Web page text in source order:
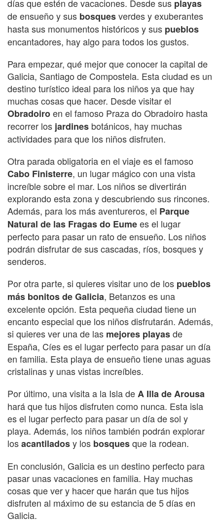
días que estén de vacaciones. Desde sus playas
de ensueño y sus bosquesverdes y exuberantes
hasta sus monumentos históricos y sus pueblos
encantadores, hay algo para todos los gustos.
Para empezar, qué mejor que conocer la capital de
Galicia, Santiago de Compostela. Esta ciudad es un
destino turístico ideal para los niños ya que hay
muchas cosas que hacer. Desde visitar el
Obradoiroen el famoso Praza do Obradoiro hasta
recorrer los jardines botánicos, hay muchas
actividades para que los niños disfruten.
Otra parada obligatoria en el viaje es el famoso
Cabo Finisterre, un lugar mágico con una vista
increíble sobre el mar. Los niños se divertirán
explorando esta zona y descubriendo sus rincones.
Además, para los más aventureros, el Parque
Natural de las Fragas do Eumees el lugar
perfecto para pasar un rato de ensueño. Los niños
podrán disfrutar de sus cascadas, ríos, bosques y
senderos.
Por otra parte, si quieres visitar uno de los pueblos
más bonitos de Galicia, Betanzos es una
excelente opción. Esta pequeña ciudad tiene un
encanto especial que los niños disfrutarán. Además,
si quieres ver una de las mejores playasde
España, Cíes es el lugar perfecto para pasar un día
en familia. Esta playa de ensueño tiene unas aguas
cristalinas y unas vistas increíbles.
Por último, una visita a la Isla deA Illa de Arousa
hará que tus hijos disfruten como nunca. Esta isla
es el lugar perfecto para pasar un día de sol y
playa. Además, los niños también podrán explorar
losacantiladosy los bosquesque la rodean.
En conclusión, Galicia es un destino perfecto para
pasar unas vacaciones en familia. Hay muchas
cosas que ver y hacer que harán que tus hijos
disfruten al máximo de su estancia de 5 días en
Galicia.